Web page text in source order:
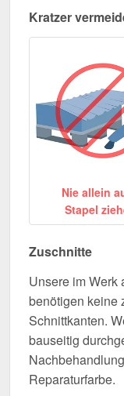
Kratzer
Nie allein
Stapel
Zuschnitte
Unsere im Werk
benötigen keine
Schnittkanten.
bauseitig
Reparaturfarbe.